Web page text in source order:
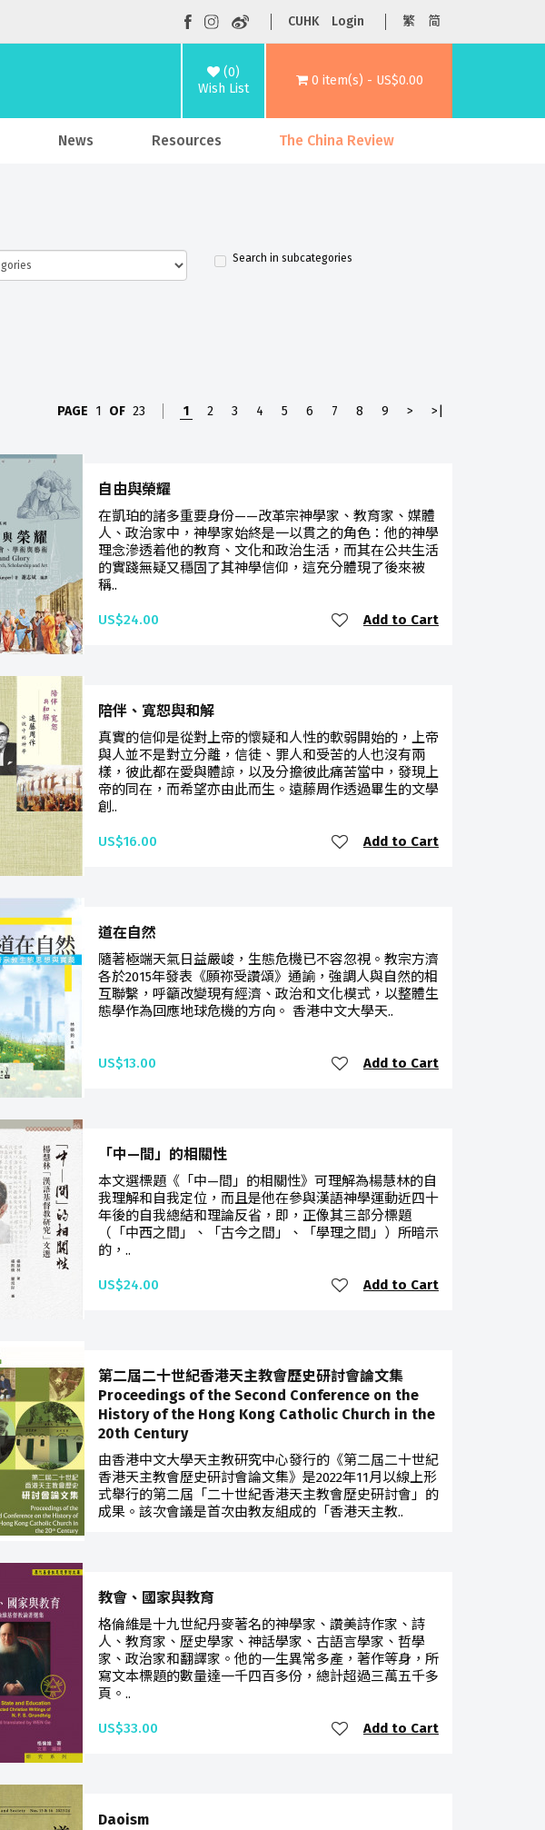
CUHK Login 繁 简
(0)
Wish List
0 item(s) - US$0.00
News Resources The China Review
Search in subcategories
PAGE 1 OF 23 1 2 3 4 5 6 7 8 9 > >|
自由與榮耀
在凱珀的諸多重要身份——改革宗神學家、教育家、媒體
人、政治家中，神學家始終是一以貫之的角色：他的神學
理念滲透着他的教育、文化和政治生活，而其在公共生活
的實踐無疑又穩固了其神學信仰，這充分體現了後來被
稱..
US$24.00 Add to Cart
陪伴、寬恕與和解
真實的信仰是從對上帝的懷疑和人性的軟弱開始的，上帝
與人並不是對立分離，信徒、罪人和受苦的人也沒有兩
樣，彼此都在愛與體諒，以及分擔彼此痛苦當中，發現上
帝的同在，而希望亦由此而生。遠藤周作透過畢生的文學
創..
US$16.00 Add to Cart
道在自然
隨著極端天氣日益嚴峻，生態危機已不容忽視。教宗方濟
各於2015年發表《願祢受讚頌》通諭，強調人與自然的相
互聯繫，呼籲改變現有經濟、政治和文化模式，以整體生
態學作為回應地球危機的方向。 香港中文大學天..
US$13.00 Add to Cart
「中—間」的相關性
本文選標題《「中—間」的相關性》可理解為楊慧林的自
我理解和自我定位，而且是他在參與漢語神學運動近四十
年後的自我總結和理論反省，即，正像其三部分標題
（「中西之間」、「古今之間」、「學理之間」）所暗示
的，..
US$24.00 Add to Cart
第二屆二十世紀香港天主教會歷史研討會論文集
Proceedings of the Second Conference on the
History of the Hong Kong Catholic Church in the
20th Century
由香港中文大學天主教研究中心發行的《第二屆二十世紀
香港天主教會歷史研討會論文集》是2022年11月以線上形
式舉行的第二屆「二十世紀香港天主教會歷史研討會」的
成果。該次會議是首次由教友組成的「香港天主教..
教會、國家與教育
格倫維是十九世紀丹麥著名的神學家、讚美詩作家、詩
人、教育家、歷史學家、神話學家、古語言學家、哲學
家、政治家和翻譯家。他的一生異常多產，著作等身，所
寫文本標題的數量達一千四百多份，總計超過三萬五千多
頁。..
US$33.00 Add to Cart
Daoism